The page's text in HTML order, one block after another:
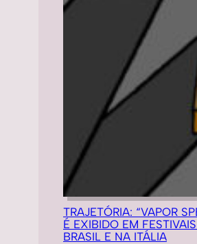
TRAJETÓRIA: “VAPOR
É EXIBIDO EM
BRASIL E NA ITÁLIA